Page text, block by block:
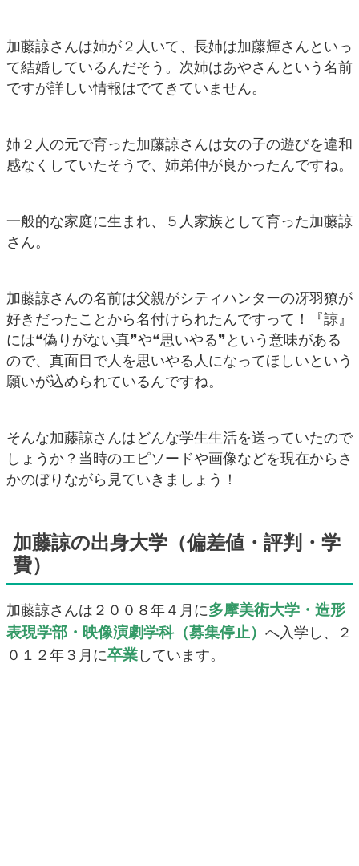
加藤諒さんは姉が２人いて、長姉は加藤輝さんといっ
て結婚しているんだそう。次姉はあやさんという名前
ですが詳しい情報はでてきていません。
姉２人の元で育った加藤諒さんは女の子の遊びを違和
感なくしていたそうで、姉弟仲が良かったんですね。
一般的な家庭に生まれ、５人家族として育った加藤諒
さん。
加藤諒さんの名前は父親がシティハンターの冴羽獠が
好きだったことから名付けられたんですって！『諒』
には❝偽りがない真❞や❝思いやる❞という意味がある
ので、真面目で人を思いやる人になってほしいという
願いが込められているんですね。
そんな加藤諒さんはどんな学生生活を送っていたので
しょうか？当時のエピソードや画像などを現在からさ
かのぼりながら見ていきましょう！
加藤諒の出身大学（偏差値・評判・学
費）
加藤諒さんは２００８年４月に多摩美術大学・造形
表現学部・映像演劇学科（募集停止） へ入学し、２
０１２年３月に卒業 しています。